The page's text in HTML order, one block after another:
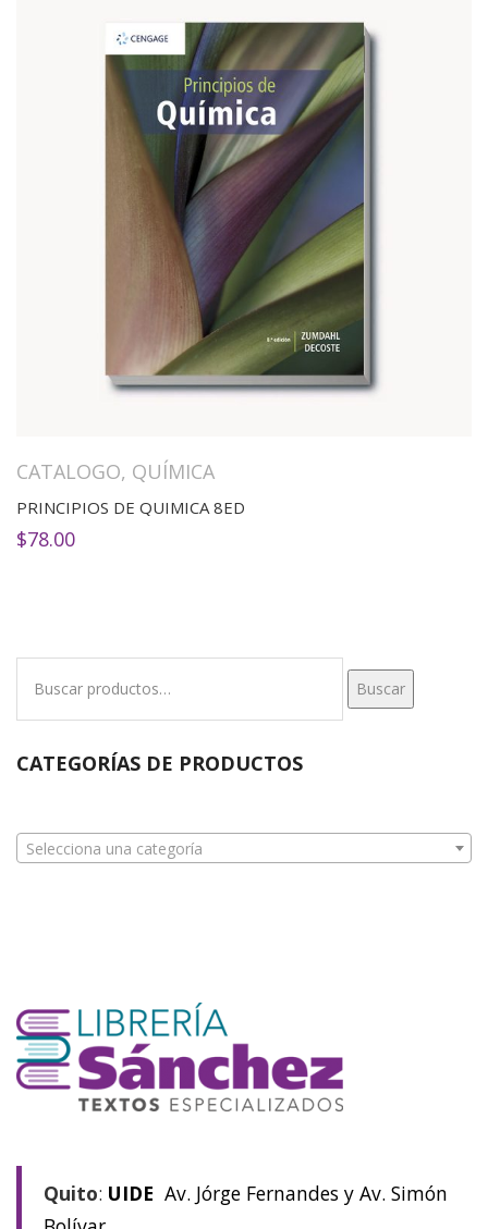
CATALOGO, QUÍMICA
PRINCIPIOS DE QUIMICA 8ED
$78.00
Buscar
CATEGORÍAS DE PRODUCTOS
Selecciona una categoría
Quito: UIDE Av. Jórge Fernandes y Av. Simón